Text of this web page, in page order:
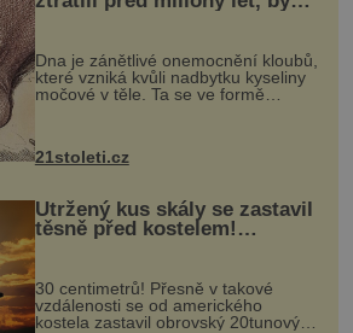
mohl pomoci s léčbou
„nemoci králů“
Dna je zánětlivé onemocnění kloubů,
které vzniká kvůli nadbytku kyseliny
močové v těle. Ta se ve formě
nohou, a způsobuje bole...
21stoleti.cz
Utržený kus skály se zastavil
těsně před kostelem!
Ochránila ho boží síla?
30 centimetrů! Přesně v takové
vzdálenosti se od amerického
kostela zastavil obrovský 20tunový